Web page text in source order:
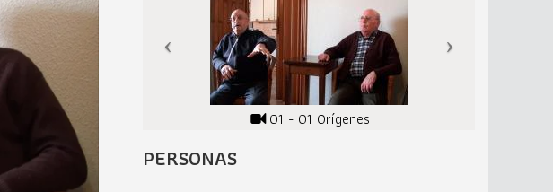
01 - 01 Orígenes
PERSONAS